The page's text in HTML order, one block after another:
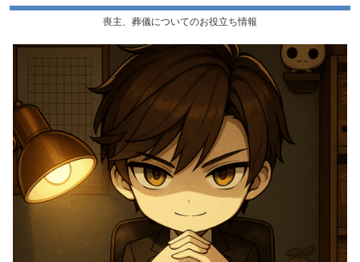
喪主、葬儀についてのお役立ち情報